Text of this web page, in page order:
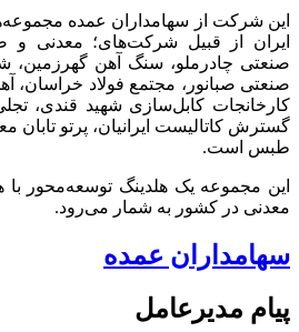
این شرکت از سهامداران عمده
ایران از قبیل شرکت‌های؛ معدنی
صنعتی چادرملو، سنگ آهن
صنعتی صبانور، مجتمع فولاد خراسان،
کارخانجات کابل‌سازی شهید قندی،
گسترش کاتالیست ایرانیان، پرتو
طبس است.
این مجموعه یک هلدینگ توسعه‌محور
معدنی در کشور به شمار می‌رود.
سهامداران عمده
پیام مدیرعامل